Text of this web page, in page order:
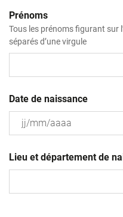
Prénoms
Tous les prénoms figurant sur
séparés d’une virgule
Date de naissance
slash
MM
Lieu et département de